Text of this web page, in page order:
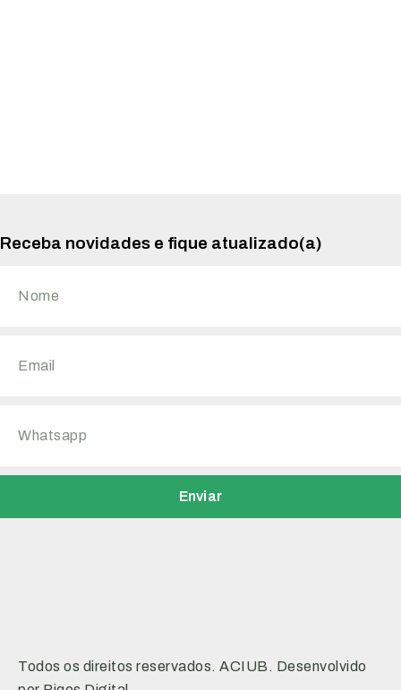
Receba novidades e fique atualizado(a)
Enviar
Todos os direitos reservados. ACIUB. Desenvolvido